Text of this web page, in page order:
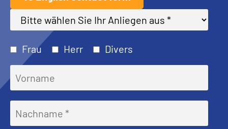
Frau Herr Divers